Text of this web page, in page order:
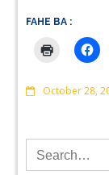
FAHE BA :
October 28,